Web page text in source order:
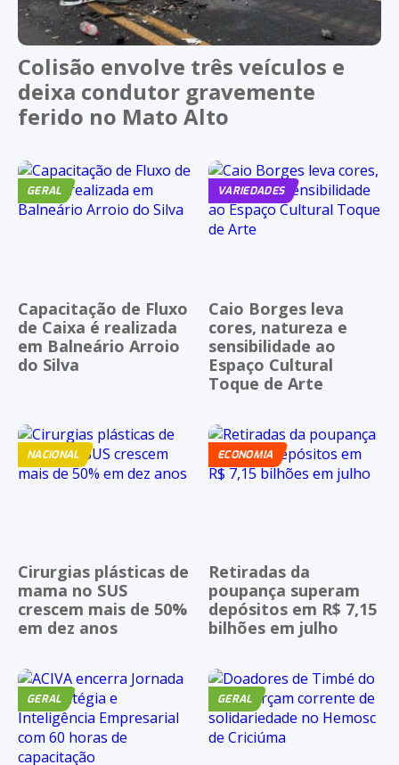
Colisão envolve três veículos e
deixa condutor gravemente
ferido no Mato Alto
GERAL
Capacitação de Fluxo
de Caixa é realizada
em Balneário Arroio
do Silva
VARIEDADES
Caio Borges leva
cores, natureza e
sensibilidade ao
Espaço Cultural
Toque de Arte
NACIONAL
Cirurgias plásticas de
mama no SUS
crescem mais de 50%
em dez anos
ECONOMIA
Retiradas da
poupança superam
depósitos em R$ 7,15
bilhões em julho
GERAL GERAL